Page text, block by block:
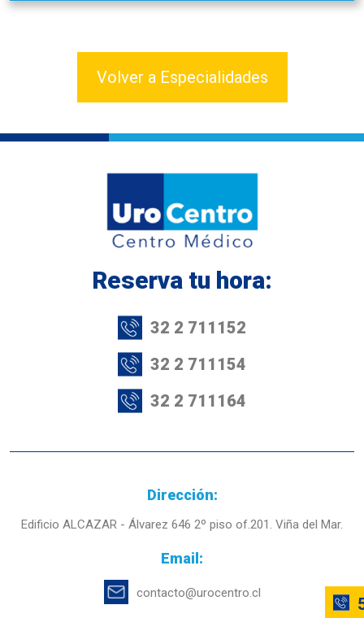
Volver a Especialidades
Reserva tu hora:
32 2 711152
32 2 711154
32 2 711164
Dirección:
Edificio ALCAZAR - Álvarez 646 2º piso of.201. Viña del Mar.
Email:
contacto@urocentro.cl